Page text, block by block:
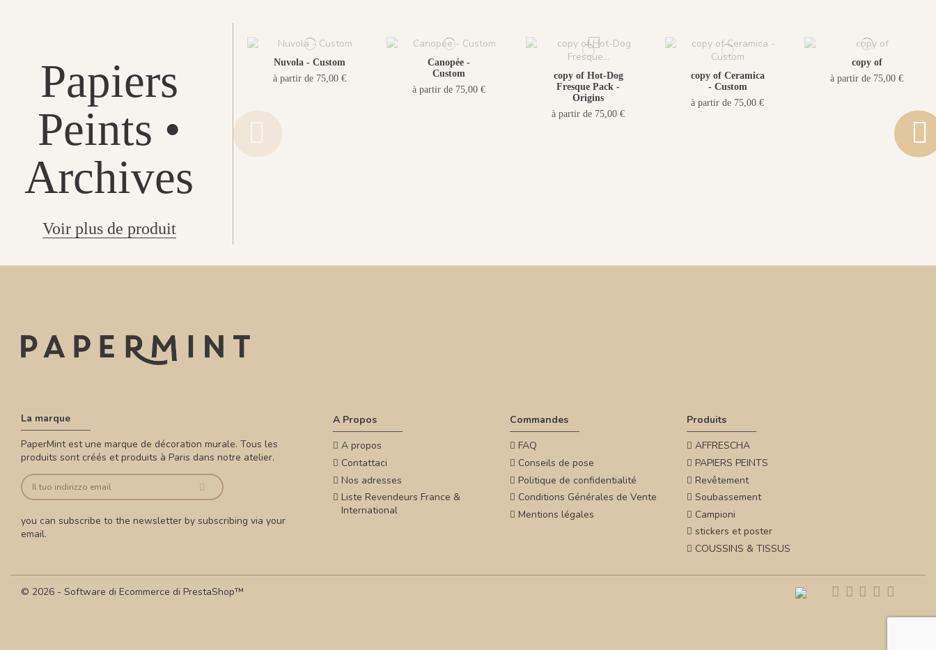
Papiers
Peints •
Archives
Voir plus de produit
Nuvola - Custom
à partir de 75,00 €
Canopée -
Custom
à partir de 75,00 €
copy of Hot-Dog
Fresque Pack -
Origins
à partir de 75,00 €
copy of Ceramica
- Custom
à partir de 75,00 €
copy of
à partir de 75,00 €
La marque
PaperMint est une marque de décoration murale. Tous les
produits sont créés et produits à Paris dans notre atelier.
you can subscribe to the newsletter by subscribing via your
email.
A Propos
A propos
Contattaci
Nos adresses
Liste Revendeurs France &
International
Commandes
FAQ
Conseils de pose
Politique de confidentialité
Conditions Générales de Vente
Mentions légales
Produits
AFFRESCHA
PAPIERS PEINTS
Revêtement
Soubassement
Campioni
stickers et poster
COUSSINS & TISSUS
© 2026 - Software di Ecommerce di PrestaShop™